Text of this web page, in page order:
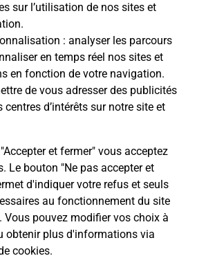
sur l’utilisation de nos sites et
: analyser les parcours
en temps réel nos sites et
en fonction de votre navigation.
de vous adresser des publicités
centres d’intérêts sur notre site et
et fermer" vous acceptez
Le bouton "Ne pas accepter et
d'indiquer votre refus et seuls
au fonctionnement du site
Vous pouvez modifier vos choix à
obtenir plus d'informations via
cookies.
Poste participe-t-elle
au quotidien ?
mon code de la route
et sous quelles
CHATEL ST GERMAIN